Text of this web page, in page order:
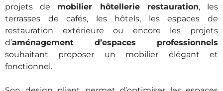
projets de mobilier hôtellerie restauration, les
terrasses de cafés, les hôtels, les espaces de
restauration extérieure ou encore les projets
d’aménagement d’espaces professionnels
souhaitant proposer un mobilier élégant et
fonctionnel.